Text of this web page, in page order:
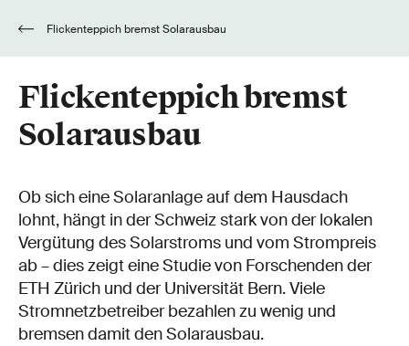
Flickenteppich bremst Solarausbau
Flickenteppich bremst
Solarausbau
Ob sich eine Solaranlage auf dem Hausdach
lohnt, hängt in der Schweiz stark von der lokalen
Vergütung des Solarstroms und vom Strompreis
ab – dies zeigt eine Studie von Forschenden der
ETH Zürich und der Universität Bern. Viele
Stromnetzbetreiber bezahlen zu wenig und
bremsen damit den Solarausbau.